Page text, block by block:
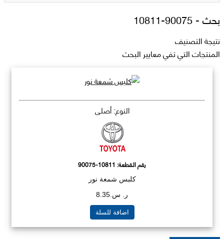
بحث -90075-10811
نتيجة التصنيف
المنتجات التي تفي معايير البحث
النوع: أصلي
رقم القطعة: 90075-10811
كلبس شمعة نور
ر. س.8.35
اضافة للسلة